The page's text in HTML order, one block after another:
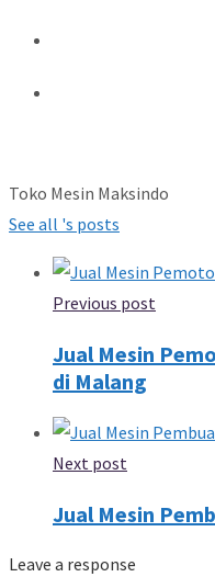
Toko Mesin Maksindo
See all 's posts
Previous post
Jual Mesin
di Malang
Next post
Jual Mesin
Leave a response